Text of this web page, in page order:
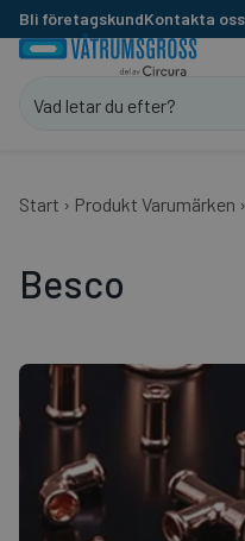
Bli företagskundKontakta oss
Start › Produkt Varumärken ›
Besco